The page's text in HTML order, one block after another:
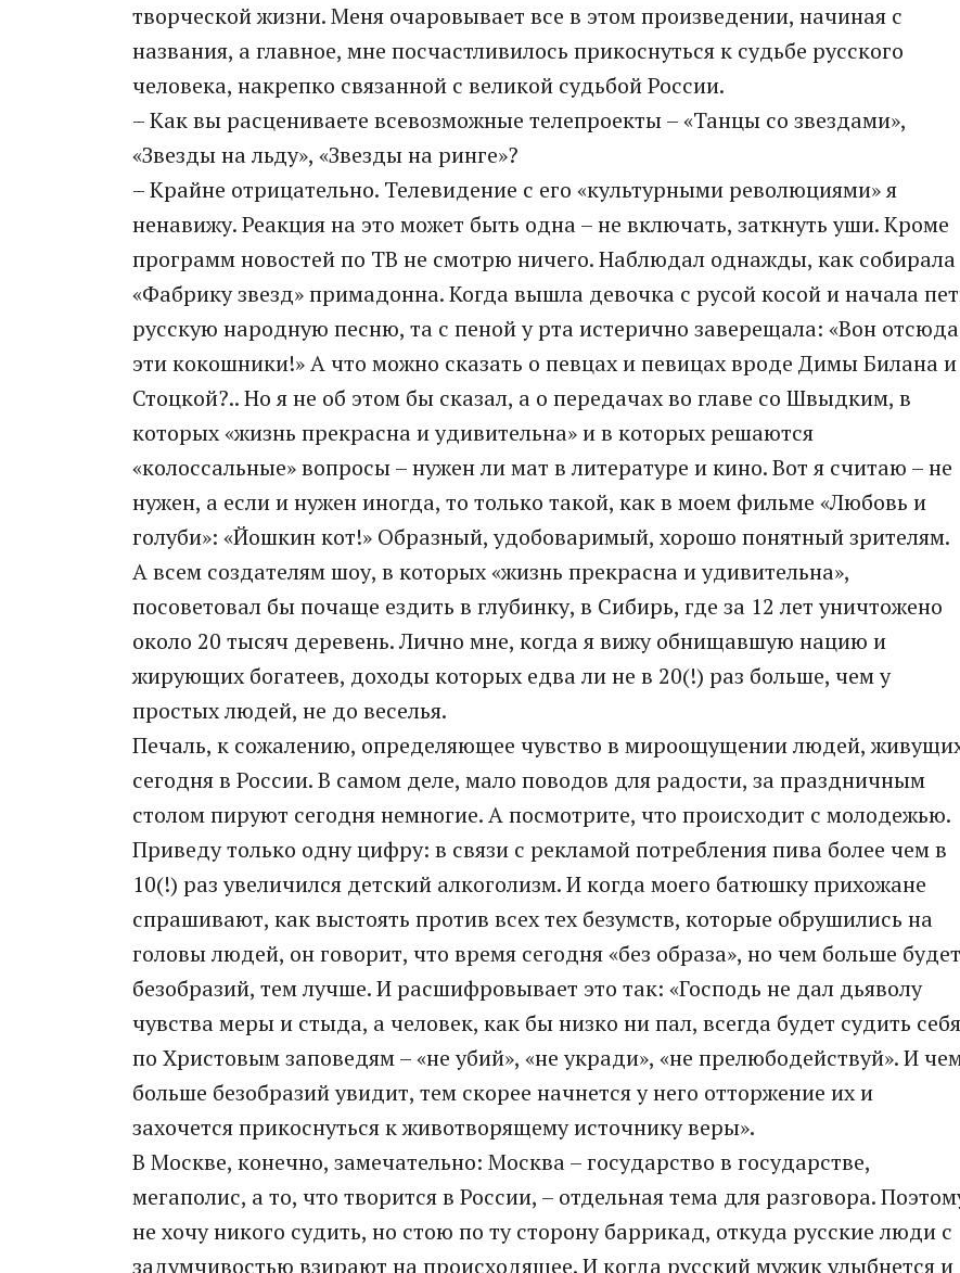
творческой жизни. Меня очаровывает все в этом произведении, начиная с
названия, а главное, мне посчастливилось прикоснуться к судьбе русского
человека, накрепко связанной с великой судьбой России.
– Как вы расцениваете всевозможные телепроекты – «Танцы со звездами»,
«Звезды на льду», «Звезды на ринге»?
– Крайне отрицательно. Телевидение с его «культурными революциями» я
ненавижу. Реакция на это может быть одна – не включать, заткнуть уши. Кроме
программ новостей по ТВ не смотрю ничего. Наблюдал однажды, как собирала
«Фабрику звезд» примадонна. Когда вышла девочка с русой косой и начала
русскую народную песню, та с пеной у рта истерично заверещала: «Вон отсюда
эти кокошники!» А что можно сказать о певцах и певицах вроде Димы Билана и
Стоцкой?.. Но я не об этом бы сказал, а о передачах во главе со Швыдким, в
которых «жизнь прекрасна и удивительна» и в которых решаются
«колоссальные» вопросы – нужен ли мат в литературе и кино. Вот я считаю – не
нужен, а если и нужен иногда, то только такой, как в моем фильме «Любовь и
голуби»: «Йошкин кот!» Образный, удобоваримый, хорошо понятный зрителям.
А всем создателям шоу, в которых «жизнь прекрасна и удивительна»,
посоветовал бы почаще ездить в глубинку, в Сибирь, где за 12 лет уничтожено
около 20 тысяч деревень. Лично мне, когда я вижу обнищавшую нацию и
жирующих богатеев, доходы которых едва ли не в 20(!) раз больше, чем у
простых людей, не до веселья.
Печаль, к сожалению, определяющее чувство в мироощущении людей,
сегодня в России. В самом деле, мало поводов для радости, за праздничным
столом пируют сегодня немногие. А посмотрите, что происходит с молодежью.
Приведу только одну цифру: в связи с рекламой потребления пива более чем в
10(!) раз увеличился детский алкоголизм. И когда моего батюшку прихожане
спрашивают, как выстоять против всех тех безумств, которые обрушились на
головы людей, он говорит, что время сегодня «без образа», но чем больше будет
безобразий, тем лучше. И расшифровывает это так: «Господь не дал дьяволу
чувства меры и стыда, а человек, как бы низко ни пал, всегда будет судить себя
по Христовым заповедям – «не убий», «не укради», «не прелюбодействуй». И
больше безобразий увидит, тем скорее начнется у него отторжение их и
захочется прикоснуться к животворящему источнику веры».
В Москве, конечно, замечательно: Москва – государство в государстве,
мегаполис, а то, что творится в России, – отдельная тема для разговора.
не хочу никого судить, но стою по ту сторону баррикад, откуда русские люди с
задумчивостью взирают на происходящее. И когда русский мужик улыбнется и